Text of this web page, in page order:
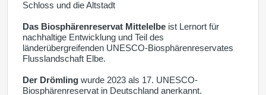
Schloss und die Altstadt
Das Biosphärenreservat Mittelelbe ist Lernort für
nachhaltige Entwicklung und Teil des
länderübergreifenden UNESCO-Biosphärenreservates
Flusslandschaft Elbe.
Der Drömling wurde 2023 als 17. UNESCO-
Biosphärenreservat in Deutschland anerkannt.